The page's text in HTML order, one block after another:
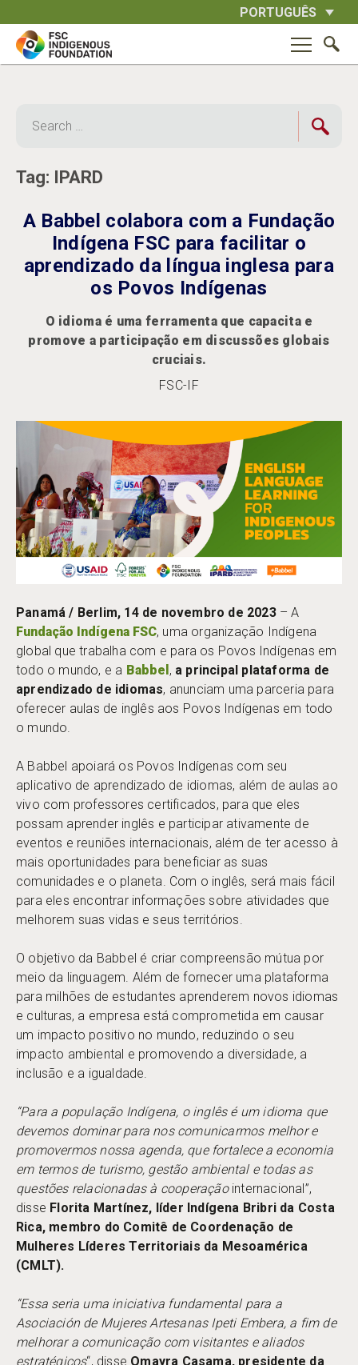
to
content
PORTUGUÊS
for:
Tag: IPARD
A Babbel colabora com a Fundação
Indígena FSC para facilitar o
aprendizado da língua inglesa para
os Povos Indígenas
O idioma é uma ferramenta que capacita e
promove a participação em discussões globais
cruciais.
FSC-IF
Panamá / Berlim, 14 de novembro de 2023 – A
Fundação Indígena FSC, uma organização Indígena
global que trabalha com e para os Povos Indígenas em
todo o mundo, e a Babbel , a principal plataforma de
aprendizado de idiomas, anunciam uma parceria para
oferecer aulas de inglês aos Povos Indígenas em todo
o mundo.
A Babbel apoiará os Povos Indígenas com seu
aplicativo de aprendizado de idiomas, além de aulas ao
vivo com professores certificados, para que eles
possam aprender inglês e participar ativamente de
eventos e reuniões internacionais, além de ter acesso à
mais oportunidades para beneficiar as suas
comunidades e o planeta. Com o inglês, será mais fácil
para eles encontrar informações sobre atividades que
melhorem suas vidas e seus territórios.
O objetivo da Babbel é criar compreensão mútua por
meio da linguagem. Além de fornecer uma plataforma
para milhões de estudantes aprenderem novos idiomas
e culturas, a empresa está comprometida em causar
um impacto positivo no mundo, reduzindo o seu
impacto ambiental e promovendo a diversidade, a
inclusão e a igualdade.
“Para a população Indígena, o inglês é um idioma que
devemos dominar para nos comunicarmos melhor e
promovermos nossa agenda, que fortalece a economia
em termos de turismo, gestão ambiental e todas as
questões relacionadas à cooperação internacional”,
disse Florita Martínez, líder Indígena Bribri da Costa
Rica, membro do Comitê de Coordenação de
Mulheres Líderes Territoriais da Mesoamérica
(CMLT).
“Essa seria uma iniciativa fundamental para a
Asociación de Mujeres Artesanas Ipeti Embera, a fim de
melhorar a comunicação com visitantes e aliados
estratégicos“, disse Omayra Casama, presidente da